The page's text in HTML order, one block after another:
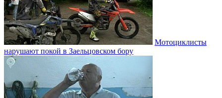
Мотоциклисты
нарушают покой в Заельцовском бору